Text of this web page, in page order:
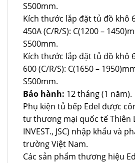
S500mm.
Kích thước lắp đặt tủ đồ khô
450A (C/R/S): C(1200 –
S500mm.
Kích thước lắp đặt tủ đồ khô
600 (C/R/S): C(1650 –
S500mm.
Bảo hành: 12 tháng (1 năm).
Phụ kiện tủ bếp Edel được
tư thương mại quốc tế Thiên
INVEST., JSC) nhập khẩu và
trường Việt Nam.
Các sản phẩm thương hiệu